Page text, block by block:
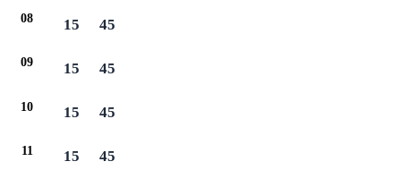
08 15 45
09 15 45
10 15 45
11 15 45